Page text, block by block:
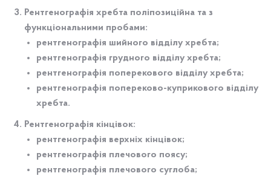
Рентгенографія хребта поліпозиційна та з
функціональними пробами:
рентгенографія шийного відділу хребта;
рентгенографія грудного відділу хребта;
рентгенографія поперекового відділу хребта;
рентгенографія попереково-куприкового відділу
хребта.
Рентгенографія кінцівок:
рентгенографія верхніх кінцівок;
рентгенографія плечового поясу;
рентгенографія плечового суглоба;